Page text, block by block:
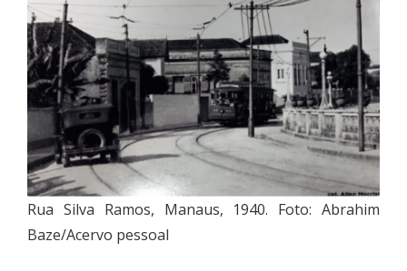
Rua Silva Ramos, Manaus, 1940. Foto: Abrahim
Baze/Acervo pessoal